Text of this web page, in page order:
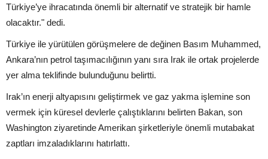
Türkiye’ye ihracatında önemli bir alternatif ve stratejik bir hamle
olacaktır." dedi.
Türkiye ile yürütülen görüşmelere de değinen Basım Muhammed,
Ankara’nın petrol taşımacılığının yanı sıra Irak ile ortak projelerde
yer alma teklifinde bulunduğunu belirtti.
Irak’ın enerji altyapısını geliştirmek ve gaz yakma işlemine son
vermek için küresel devlerle çalıştıklarını belirten Bakan, son
Washington ziyaretinde Amerikan şirketleriyle önemli mutabakat
zaptları imzaladıklarını hatırlattı.